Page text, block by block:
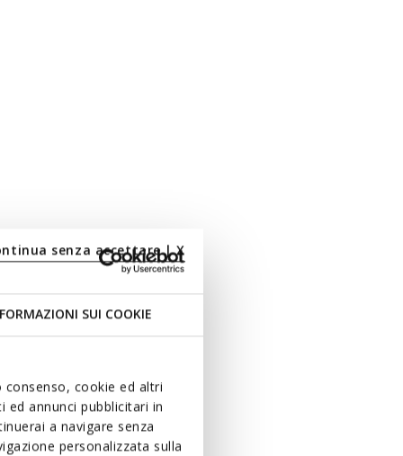
SUI COOKIE
cookie ed altri
annunci pubblicitari in
a navigare senza
personalizzata sulla
senza accettare | X